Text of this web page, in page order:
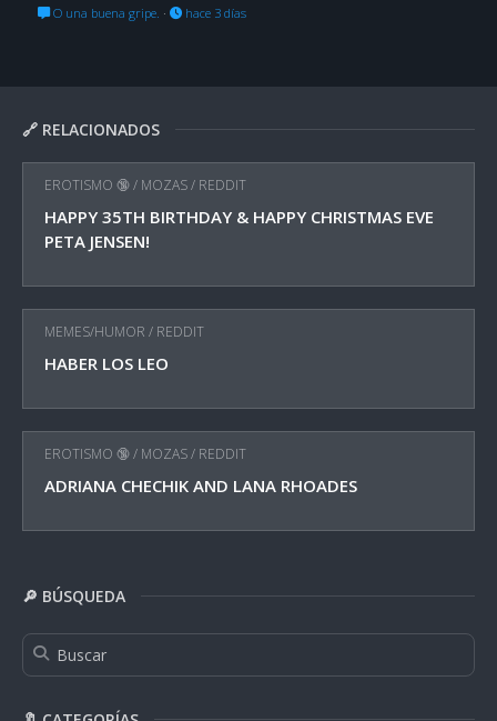
🔗 RELACIONADOS
EROTISMO 🔞/ MOZAS/ REDDIT
HAPPY 35TH BIRTHDAY & HAPPY CHRISTMAS EVE
PETA JENSEN!
MEMES/HUMOR / REDDIT
HABER LOS LEO
EROTISMO 🔞/ MOZAS/ REDDIT
ADRIANA CHECHIK AND LANA RHOADES
🔎 BÚSQUEDA
O una buena gripe. · hace 3 días